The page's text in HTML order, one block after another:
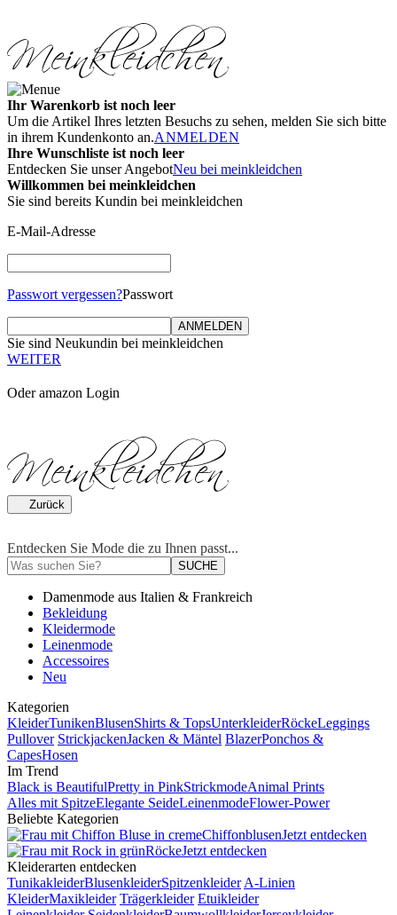
Ihr Warenkorb ist noch leer
Um die Artikel Ihres letzten Besuchs zu sehen, melden Sie sich bitte
in ihrem Kundenkonto an.ANMELDEN
Ihre Wunschliste ist noch leer
Entdecken Sie unser AngebotNeu bei meinkleidchen
Willkommen bei meinkleidchen
Sie sind bereits Kundin bei meinkleidchen
E-Mail-Adresse
Passwort vergessen?Passwort
ANMELDEN
Sie sind Neukundin bei meinkleidchen
WEITER
Oder amazon Login
Zurück
Entdecken Sie Mode die zu Ihnen passt...
SUCHE
Damenmode aus Italien & Frankreich
Bekleidung
Kleidermode
Leinenmode
Accessoires
Neu
Kategorien
KleiderTunikenBlusenShirts & TopsUnterkleiderRöckeLeggings
Pullover StrickjackenJacken & Mäntel BlazerPonchos &
CapesHosen
Im Trend
Black is BeautifulPretty in PinkStrickmodeAnimal Prints
Alles mit SpitzeElegante SeideLeinenmodeFlower-Power
Beliebte Kategorien
ChiffonblusenJetzt entdecken
RöckeJetzt entdecken
Kleiderarten entdecken
TunikakleiderBlusenkleiderSpitzenkleider A-Linien
KleiderMaxikleider Trägerkleider Etuikleider